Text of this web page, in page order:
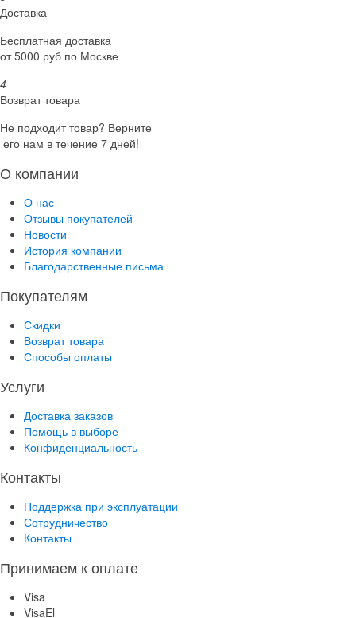
Доставка
Бесплатная доставка
от 5000 руб по Москве
4
Возврат товара
Не подходит товар? Верните
его нам в течение 7 дней!
О компании
О нас
Отзывы покупателей
Новости
История компании
Благодарственные письма
Покупателям
Скидки
Возврат товара
Способы оплаты
Услуги
Доставка заказов
Помощь в выборе
Конфиденциальность
Контакты
Поддержка при эксплуатации
Сотрудничество
Контакты
Принимаем к оплате
Visa
VisaEl